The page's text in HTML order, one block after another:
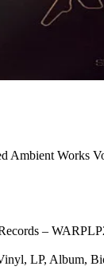
Ambient Works
–
LP, Album,